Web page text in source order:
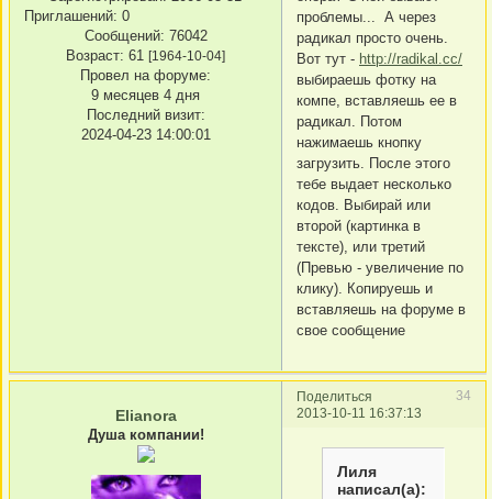
Приглашений: 0
Сообщений: 76042
Возраст: 61 [1964-10-04]
Провел на форуме:
9 месяцев 4 дня
Последний визит:
2024-04-23 14:00:01
проблемы... А через
радикал просто очень.
Вот тут - http://radikal.cc/
выбираешь фотку на
компе, вставляешь ее в
радикал. Потом
нажимаешь кнопку
загрузить. После этого
тебе выдает несколько
кодов. Выбирай или
второй (картинка в
тексте), или третий
(Превью - увеличение по
клику). Копируешь и
вставляешь на форуме в
свое сообщение
Поделиться
34
2013-10-11 16:37:13
Elianora
Душа компании!
Лиля
написал(а):